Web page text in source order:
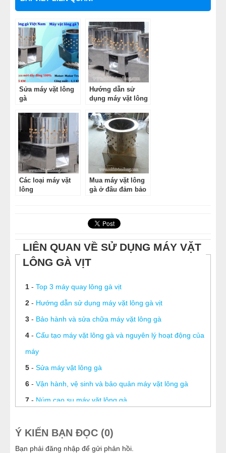
Sửa máy vặt lông
gà
Hướng dẫn sử
dụng máy vặt lông
Các loại máy vặt
lông
Mua máy vặt lông
gà ở đâu đảm bảo
LIÊN QUAN VỀ SỬ DỤNG MÁY VẶT
LÔNG GÀ VỊT
1- Top 3 máy quay lông gà vịt
2- Hướng dẫn sử dụng máy vặt lông gà vịt
3- Bảo hành và sửa chữa máy vặt lông gà
4- Cấu tạo máy vặt lông gà và nguyên lý hoạt động của
máy
5- Sửa máy vặt lông gà
6- Vận hành, vệ sinh và bảo quản máy vặt lông gà
7- Núm cao su máy vặt lông gà
9-
Bao nhiêu lâu nên thay núm cao su vặt lông gà VD
một lần?
Ý KIẾN BẠN ĐỌC (0)
Bạn phải đăng nhập để gửi phản hồi.